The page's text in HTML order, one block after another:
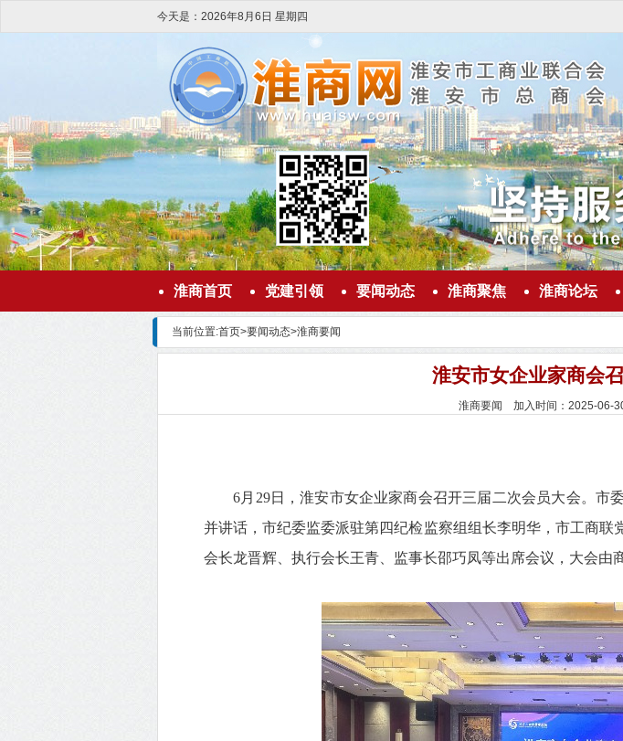
今天是： 2026年8 月 6 日 星期四
淮商首页 党建引领 要闻动态 淮商聚焦 淮商论坛
当前位置:首页>要闻动态>淮商要闻
淮安市女企业家商会
淮商要闻 加入时间：2025-06-
6月29日，淮安市女企业家商会召开三届二次会员大会。市
并讲话，市纪委监委派驻第四纪检监察组组长李明华，市工商
会长龙晋辉、执行会长王青、监事长邵巧凤等出席会议，大会由